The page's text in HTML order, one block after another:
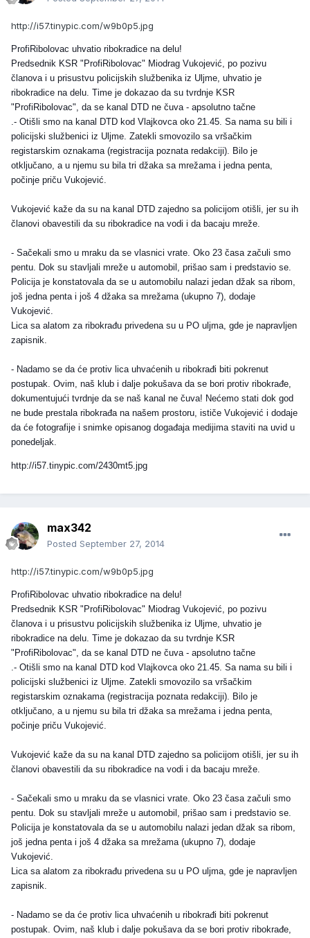
http://i57.tinypic.com/w9b0p5.jpg
ProfiRibolovac uhvatio ribokradice na delu!
Predsednik KSR "ProfiRibolovac" Miodrag Vukojević, po pozivu
članova i u prisustvu policijskih službenika iz Uljme, uhvatio je
ribokradice na delu. Time je dokazao da su tvrdnje KSR
"ProfiRibolovac", da se kanal DTD ne čuva - apsolutno tačne
.- Otišli smo na kanal DTD kod Vlajkovca oko 21.45. Sa nama su bili i
policijski službenici iz Uljme. Zatekli smovozilo sa vršačkim
registarskim oznakama (registracija poznata redakciji). Bilo je
otključano, a u njemu su bila tri džaka sa mrežama i jedna penta,
počinje priču Vukojević.
Vukojević kaže da su na kanal DTD zajedno sa policijom otišli, jer su ih
članovi obavestili da su ribokradice na vodi i da bacaju mreže.
- Sačekali smo u mraku da se vlasnici vrate. Oko 23 časa začuli smo
pentu. Dok su stavljali mreže u automobil, prišao sam i predstavio se.
Policija je konstatovala da se u automobilu nalazi jedan džak sa ribom,
još jedna penta i još 4 džaka sa mrežama (ukupno 7), dodaje
Vukojević.
Lica sa alatom za ribokrađu privedena su u PO uljma, gde je napravljen
zapisnik.
- Nadamo se da će protiv lica uhvaćenih u ribokrađi biti pokrenut
postupak. Ovim, naš klub i dalje pokušava da se bori protiv ribokrađe,
dokumentujući tvrdnje da se naš kanal ne čuva! Nećemo stati dok god
ne bude prestala ribokrađa na našem prostoru, ističe Vukojević i dodaje
da će fotografije i snimke opisanog događaja medijima staviti na uvid u
ponedeljak.
http://i57.tinypic.com/2430mt5.jpg
max342
Posted September 27, 2014
http://i57.tinypic.com/w9b0p5.jpg
ProfiRibolovac uhvatio ribokradice na delu!
Predsednik KSR "ProfiRibolovac" Miodrag Vukojević, po pozivu
članova i u prisustvu policijskih službenika iz Uljme, uhvatio je
ribokradice na delu. Time je dokazao da su tvrdnje KSR
"ProfiRibolovac", da se kanal DTD ne čuva - apsolutno tačne
.- Otišli smo na kanal DTD kod Vlajkovca oko 21.45. Sa nama su bili i
policijski službenici iz Uljme. Zatekli smovozilo sa vršačkim
registarskim oznakama (registracija poznata redakciji). Bilo je
otključano, a u njemu su bila tri džaka sa mrežama i jedna penta,
počinje priču Vukojević.
Vukojević kaže da su na kanal DTD zajedno sa policijom otišli, jer su ih
članovi obavestili da su ribokradice na vodi i da bacaju mreže.
- Sačekali smo u mraku da se vlasnici vrate. Oko 23 časa začuli smo
pentu. Dok su stavljali mreže u automobil, prišao sam i predstavio se.
Policija je konstatovala da se u automobilu nalazi jedan džak sa ribom,
još jedna penta i još 4 džaka sa mrežama (ukupno 7), dodaje
Vukojević.
Lica sa alatom za ribokrađu privedena su u PO uljma, gde je napravljen
zapisnik.
- Nadamo se da će protiv lica uhvaćenih u ribokrađi biti pokrenut
postupak. Ovim, naš klub i dalje pokušava da se bori protiv ribokrađe,